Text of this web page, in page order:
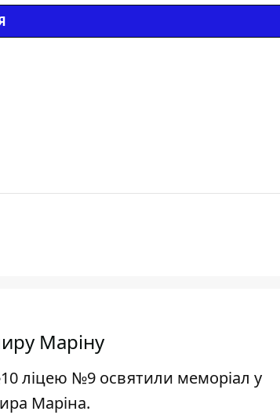
Маріну
ліцею №9 освятили меморіал у
Маріна.